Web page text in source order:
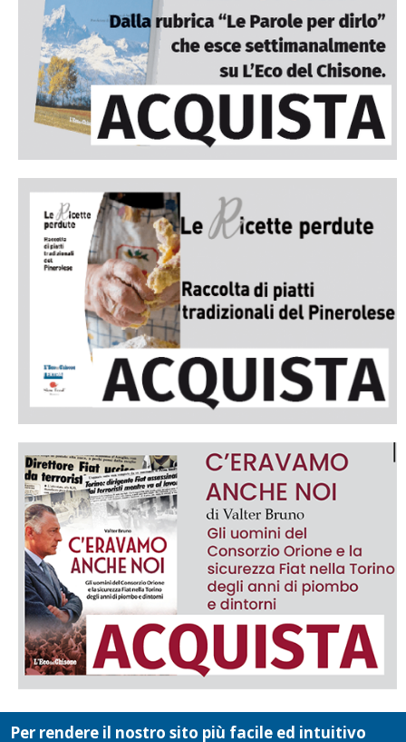
Per rendere il nostro sito più facile ed intuitivo